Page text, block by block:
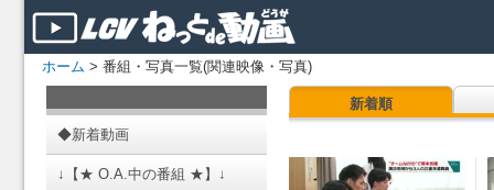
ホーム > 番組・写真一覧(関連映像・写真)
◆新着動画
↓【★ O.A.中の番組 ★】↓
新着順